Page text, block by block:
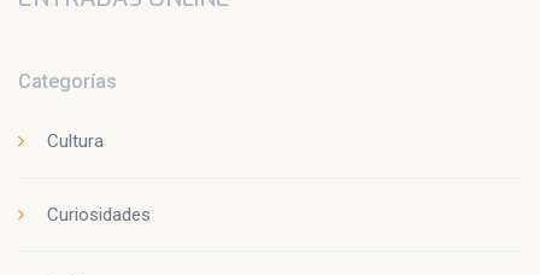
Categorías
Cultura
Curiosidades